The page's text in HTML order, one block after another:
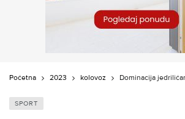
Početna 2023 kolovoz Dominacija
SPORT